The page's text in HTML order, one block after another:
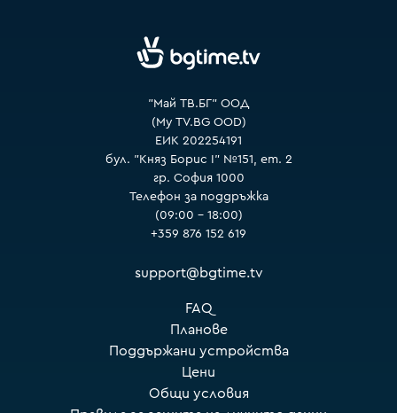
"Май ТВ.БГ" ООД
(My TV.BG OOD)
ЕИК 202254191
бул. "Княз Борис I" №151, ет. 2
гр. София 1000
Телефон за поддръжка
(09:00 – 18:00)
+359 876 152 619
support@bgtime.tv
FAQ
Планове
Поддържани устройства
Цени
Общи условия